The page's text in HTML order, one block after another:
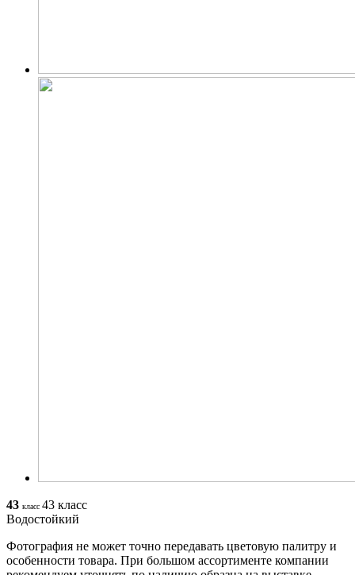
43 класс 43 класс
Водостойкий
Фотография не может точно передавать цветовую палитру и
особенности товара. При большом ассортименте компании